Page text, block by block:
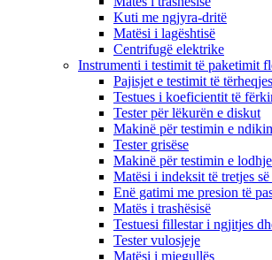
Kuti me ngjyra-dritë
Matësi i lagështisë
Centrifugë elektrike
Instrumenti i testimit të paketimit
Pajisjet e testimit të tërheqjes
Testues i koeficientit të
Tester për lëkurën e diskut
Makinë për testimin e
Tester grisëse
Makinë për testimin e
Matësi i indeksit të tretjes
Enë gatimi me presion të
Matës i trashësisë
Testuesi fillestar i ngjitjes
Tester vulosjeje
Matësi i mjegullës